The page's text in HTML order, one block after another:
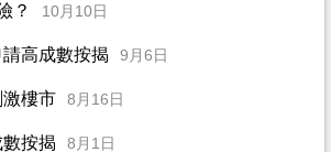
？ 10月10日
高成數按揭 9月6日
樓市 8月16日
按揭 8月1日